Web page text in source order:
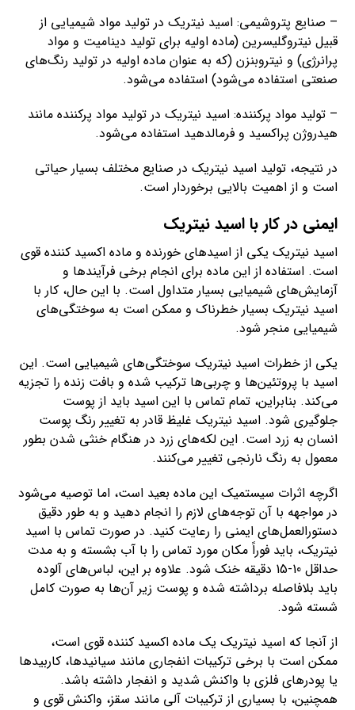
– صنایع پتروشیمی: اسید نیتریک در تولید مواد شیمیایی از
قبیل نیتروگلیسرین (ماده اولیه برای تولید دینامیت و مواد
پرانرژی) و نیتروبنزن (که به عنوان ماده اولیه در تولید رنگ‌های
صنعتی استفاده می‌شود) استفاده می‌شود.
– تولید مواد پرکننده: اسید نیتریک در تولید مواد پرکننده مانند
هیدروژن پراکسید و فرمالدهید استفاده می‌شود.
در نتیجه، تولید اسید نیتریک در صنایع مختلف بسیار حیاتی
است و از اهمیت بالایی برخوردار است.
ایمنی در کار با اسید نیتریک
اسید نیتریک یکی از اسیدهای خورنده و ماده اکسید کننده قوی
است. استفاده از این ماده برای انجام برخی فرآیندها و
آزمایش‌های شیمیایی بسیار متداول است. با این حال، کار با
اسید نیتریک بسیار خطرناک و ممکن است به سوختگی‌های
شیمیایی منجر شود.
یکی از خطرات اسید نیتریک سوختگی‌های شیمیایی است. این
اسید با پروتئین‌ها و چربی‌ها ترکیب شده و بافت زنده را تجزیه
می‌کند. بنابراین، تمام تماس با این اسید باید از پوست
جلوگیری شود. اسید نیتریک غلیظ قادر به تغییر رنگ پوست
انسان به زرد است. این لکه‌های زرد در هنگام خنثی شدن بطور
معمول به رنگ نارنجی تغییر می‌کنند.
اگرچه اثرات سیستمیک این ماده بعید است، اما توصیه می‌شود
در مواجهه با آن توجه‌های لازم را انجام دهید و به طور دقیق
دستورالعمل‌های ایمنی را رعایت کنید. در صورت تماس با اسید
نیتریک، باید فوراً مکان مورد تماس را با آب بشسته و به مدت
حداقل 10-15 دقیقه خنک شود. علاوه بر این، لباس‌های آلوده
باید بلافاصله برداشته شده و پوست زیر آن‌ها به صورت کامل
شسته شود.
از آنجا که اسید نیتریک یک ماده اکسید کننده قوی است،
ممکن است با برخی ترکیبات انفجاری مانند سیانیدها، کاربیدها
یا پودرهای فلزی با واکنش شدید و انفجار داشته باشد.
همچنین، با بسیاری از ترکیبات آلی مانند سقز، واکنش قوی و